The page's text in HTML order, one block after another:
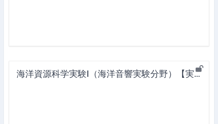
海洋資源科学実験Ⅰ（海洋音響実験分野）【実験動画】